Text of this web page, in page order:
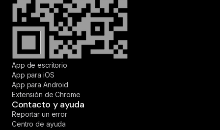
App de escritorio
App para iOS
App para Android
Extensión de Chrome
Contacto y ayuda
Reportar un error
Centro de ayuda